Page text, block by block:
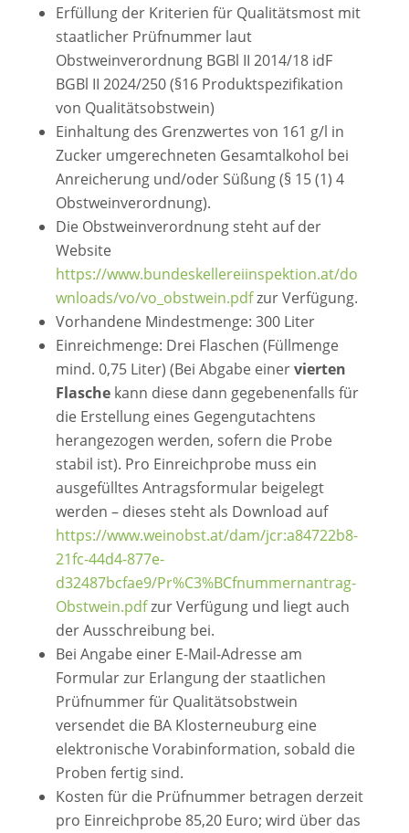
Erfüllung der Kriterien für Qualitätsmost mit
staatlicher Prüfnummer laut
Obstweinverordnung BGBl II 2014/18 idF
BGBl II 2024/250 (§16 Produktspezifikation
von Qualitätsobstwein)
Einhaltung des Grenzwertes von 161 g/l in
Zucker umgerechneten Gesamtalkohol bei
Anreicherung und/oder Süßung (§ 15 (1) 4
Obstweinverordnung).
Die Obstweinverordnung steht auf der
Website
https://www.bundeskellereiinspektion.at/do
wnloads/vo/vo_obstwein.pdfzur Verfügung.
Vorhandene Mindestmenge: 300 Liter
Einreichmenge: Drei Flaschen (Füllmenge
mind. 0,75 Liter) (Bei Abgabe einervierten
Flaschekann diese dann gegebenenfalls für
die Erstellung eines Gegengutachtens
herangezogen werden, sofern die Probe
stabil ist). Pro Einreichprobe muss ein
ausgefülltes Antragsformular beigelegt
werden – dieses steht als Download auf
https://www.weinobst.at/dam/jcr:a84722b8-
21fc-44d4-877e-
d32487bcfae9/Pr%C3%BCfnummernantrag-
Obstwein.pdfzur Verfügung und liegt auch
der Ausschreibung bei.
Bei Angabe einer E-Mail-Adresse am
Formular zur Erlangung der staatlichen
Prüfnummer für Qualitätsobstwein
versendet die BA Klosterneuburg eine
elektronische Vorabinformation, sobald die
Proben fertig sind.
Kosten für die Prüfnummer betragen derzeit
pro Einreichprobe 85,20 Euro; wird über das